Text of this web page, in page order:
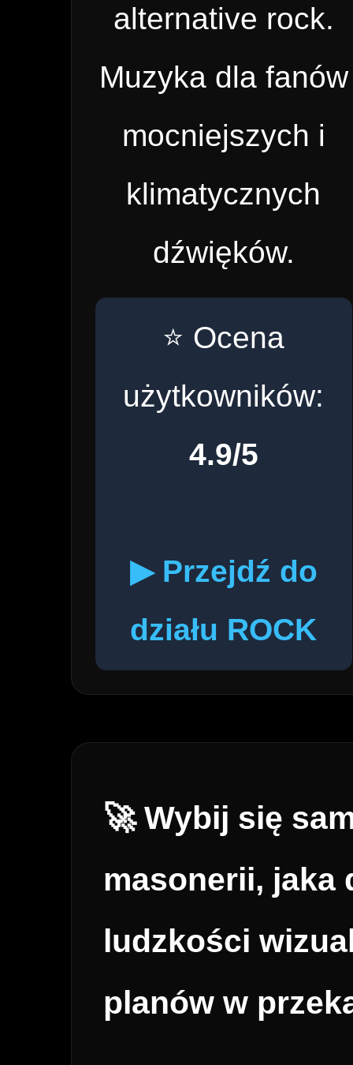
alternative rock.
Muzyka dla fanów
mocniejszych i
klimatycznych
dźwięków.
⭐ Ocena
użytkowników:
4.9/5
▶ Przejdź do
działu ROCK
🚀 Wybij się
masonerii, jaka
ludzkości
planów w